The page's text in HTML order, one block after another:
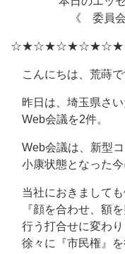
《 委員会設置
こんにちは、荒蒔で
昨日は、埼玉県さい
Web会議を2件。
Web会議は、新型
小康状態となった
当社におきましても
『顔を合わせ、額を
行う打合せに変わり
徐々に『市民権』を